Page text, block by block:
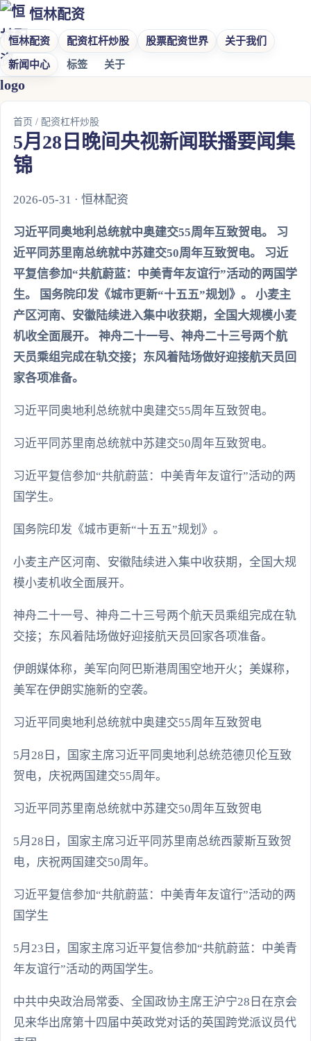
恒林配资
恒林配资 配资杠杆炒股 股票配资世界 关于我们
新闻中心 标签 关于
首页 / 配资杠杆炒股
5月28日晚间央视新闻联播要闻集
锦
2026-05-31 · 恒林配资
习近平同奥地利总统就中奥建交55周年互致贺电。 习
近平同苏里南总统就中苏建交50周年互致贺电。 习近
平复信参加“共航蔚蓝：中美青年友谊行”活动的两国学
生。 国务院印发《城市更新“十五五”规划》。 小麦主
产区河南、安徽陆续进入集中收获期，全国大规模小麦
机收全面展开。 神舟二十一号、神舟二十三号两个航
天员乘组完成在轨交接；东风着陆场做好迎接航天员回
家各项准备。
习近平同奥地利总统就中奥建交55周年互致贺电。
习近平同苏里南总统就中苏建交50周年互致贺电。
习近平复信参加“共航蔚蓝：中美青年友谊行”活动的两
国学生。
国务院印发《城市更新“十五五”规划》。
小麦主产区河南、安徽陆续进入集中收获期，全国大规
模小麦机收全面展开。
神舟二十一号、神舟二十三号两个航天员乘组完成在轨
交接；东风着陆场做好迎接航天员回家各项准备。
伊朗媒体称，美军向阿巴斯港周围空地开火；美媒称，
美军在伊朗实施新的空袭。
习近平同奥地利总统就中奥建交55周年互致贺电
5月28日，国家主席习近平同奥地利总统范德贝伦互致
贺电，庆祝两国建交55周年。
习近平同苏里南总统就中苏建交50周年互致贺电
5月28日，国家主席习近平同苏里南总统西蒙斯互致贺
电，庆祝两国建交50周年。
习近平复信参加“共航蔚蓝：中美青年友谊行”活动的两
国学生
5月23日，国家主席习近平复信参加“共航蔚蓝：中美青
年友谊行”活动的两国学生。
中共中央政治局常委、全国政协主席王沪宁28日在京会
见来华出席第十四届中英政党对话的英国跨党派议员代